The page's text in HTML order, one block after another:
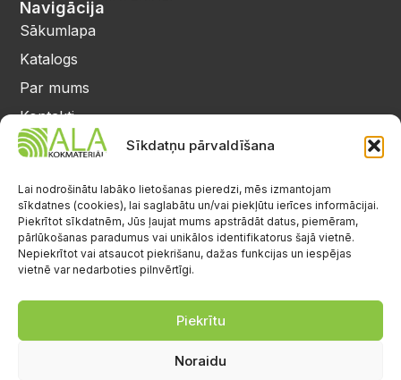
Sīkdatņu pārvaldīšana
Lai nodrošinātu labāko lietošanas pieredzi, mēs izmantojam
sīkdatnes (cookies), lai saglabātu un/vai piekļūtu ierīces informācijai.
Piekrītot sīkdatnēm, Jūs ļaujat mums apstrādāt datus, piemēram,
pārlūkošanas paradumus vai unikālos identifikatorus šajā vietnē.
Nepiekrītot vai atsaucot piekrišanu, dažas funkcijas un iespējas
vietnē var nedarboties pilnvērtīgi.
Piekrītu
Noraidu
Navigācija
Sākumlapa
Katalogs
Par mums
Kontakti
Privātuma politika
25 64 17 98
info@alalignea.lv
Daugavas iela 28, Mārupe
Facebook
S.-Sv.: brīvs